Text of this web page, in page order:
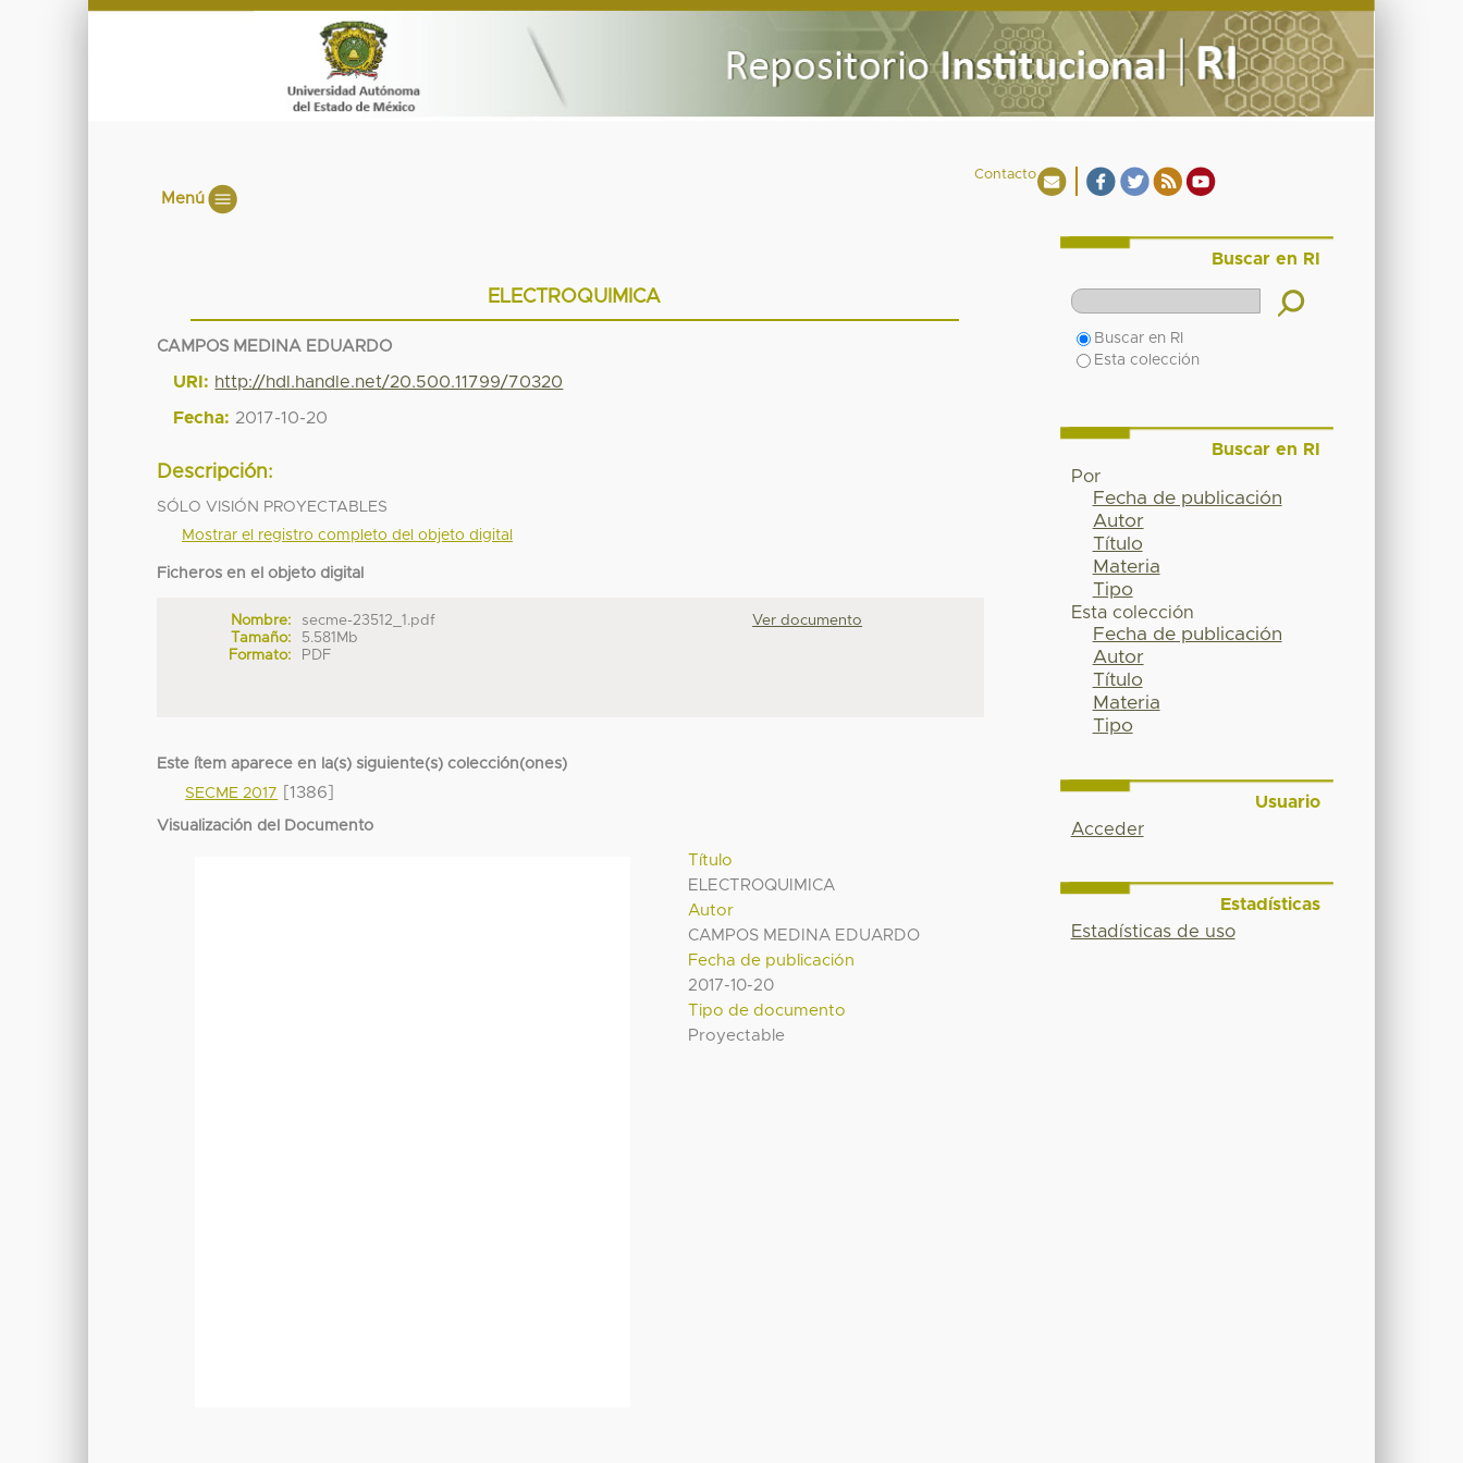
Contacto
Menú
ELECTROQUIMICA
CAMPOS MEDINA EDUARDO
URI: http://hdl.handle.net/20.500.11799/70320
Fecha: 2017-10-20
Descripción:
SÓLO VISIÓN PROYECTABLES
Mostrar el registro completo del objeto digital
Ficheros en el objeto digital
Nombre:
secme-23512_1.pdf
Tamaño:
5.581Mb
Formato:
PDF
Ver documento
Este ítem aparece en la(s) siguiente(s) colección(ones)
SECME 2017
[1386]
Visualización del Documento
Título
ELECTROQUIMICA
Autor
CAMPOS MEDINA EDUARDO
Fecha de publicación
2017-10-20
Tipo de documento
Proyectable
Buscar en RI
Buscar en RI
Esta colección
Buscar en RI
Por
Fecha de publicación
Autor
Título
Materia
Tipo
Esta colección
Fecha de publicación
Autor
Título
Materia
Tipo
Usuario
Acceder
Estadísticas
Estadísticas de uso